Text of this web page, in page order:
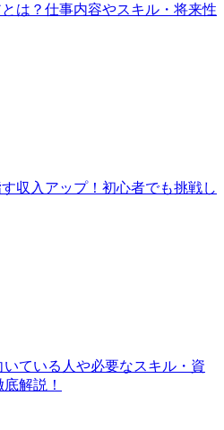
は？仕事内容やスキル・将来性
収入アップ！初心者でも挑戦し
ている人や必要なスキル・資
解説！